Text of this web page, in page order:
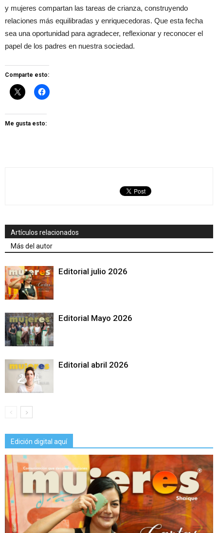
y mujeres compartan las tareas de crianza, construyendo
relaciones más equilibradas y enriquecedoras. Que esta fecha
sea una oportunidad para agradecer, reflexionar y reconocer el
papel de los padres en nuestra sociedad.
Comparte esto:
Me gusta esto:
Artículos relacionados
Más del autor
Editorial julio 2026
Editorial Mayo 2026
Editorial abril 2026
Edición digital aquí